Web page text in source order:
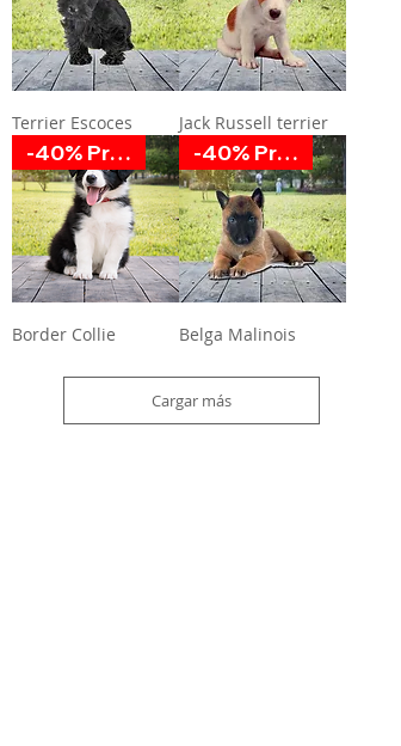
Terrier Escoces Jack Russell terrier
-40% Promoción
Border Collie
-40% Promoción
Belga Malinois
Cargar más